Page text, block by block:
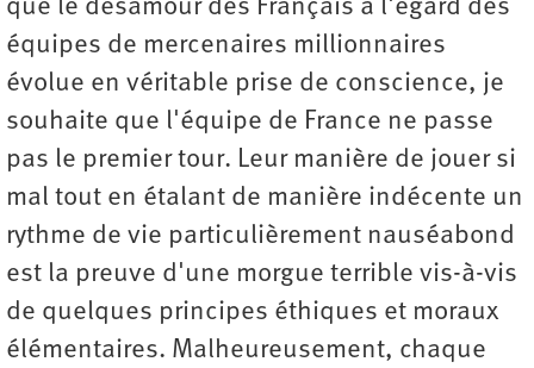
que le désamour des Français à l'égard des
équipes de mercenaires millionnaires
évolue en véritable prise de conscience, je
souhaite que l'équipe de France ne passe
pas le premier tour. Leur manière de jouer si
mal tout en étalant de manière indécente un
rythme de vie particulièrement nauséabond
est la preuve d'une morgue terrible vis-à-vis
de quelques principes éthiques et moraux
élémentaires. Malheureusement, chaque